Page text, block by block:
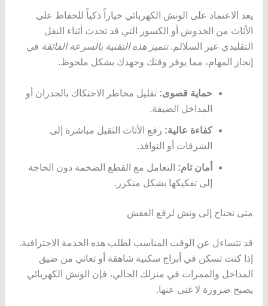
يعد الاعتماد على الونش الكهربائي خياراً ذكياً للحفاظ على
الأثاث من الخدوش أو الكسور التي قد تحدث أثناء النقل
التقليدي عبر السلالم.تتميز هذه التقنية بالسرعة الفائقة في
إنجاز المهام، مما يوفر وقتك وجهدك بشكل ملحوظ.
حماية قصوى: تقليل مخاطر الاحتكاك بالجدران أو
المداخل الضيقة.
كفاءة عالية: رفع الأثاث الثقيل مباشرة إلى
الشرفات أو النوافذ.
أمان تام: التعامل مع القطع الضخمة دون الحاجة
إلى تفكيكها بشكل متكرر.
متى تحتاج إلى ونش لرفع العفش
قد تتساءل عن الوقت المناسب لطلب هذه الخدمة الاحترافية.
إذا كنت تسكن في أبراج سكنية شاهقة أو تعاني من ضيق
المداخل والممرات في منزلك الحالي، فإن الونش الكهربائي
يصبح ضرورة لا غنى عنها.